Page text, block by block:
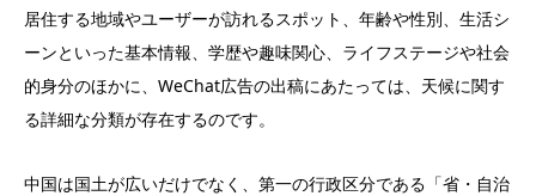
居住する地域やユーザーが訪れるスポット、年齢や性別、生活シ
ーンといった基本情報、学歴や趣味関心、ライフステージや社会
的身分のほかに、WeChat広告の出稿にあたっては、天候に関す
る詳細な分類が存在するのです。
中国は国土が広いだけでなく、第一の行政区分である「省・自治